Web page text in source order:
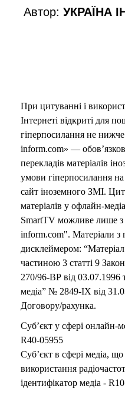
Автор:УКРАЇНА
При цитуванні і
Інтернеті відкриті для
гіперпосилання не
inform.com» —
перекладів матеріалів
умови гіперпосилання
сайт іноземного ЗМІ.
матеріалів у офлайн-
SmartTV можливе лише з
inform.com". Матеріали з
дисклеймером:
частиною 3 статті 9
270/96-ВР від 03.07.1996
медіа” № 2849-IX від
Договору/рахунка.
Суб’єкт у сфері онлайн-
R40-05955
Суб’єкт в сфері медіа,
використання
ідентифікатор медіа -